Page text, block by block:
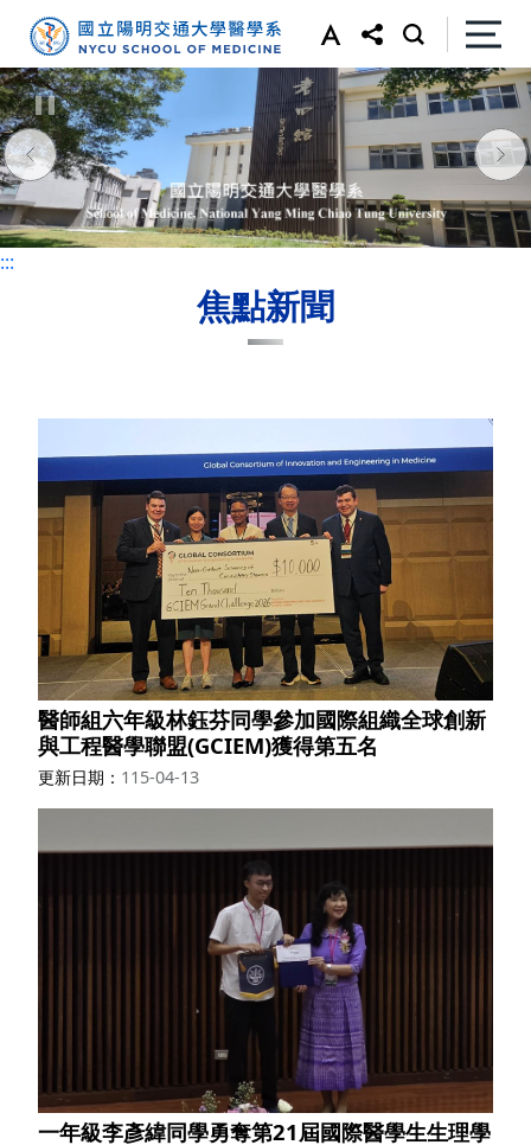
:::
:::
焦點新聞
醫師組六年級林鈺芬同學參加國際組織全球創新
與工程醫學聯盟(GCIEM)獲得第五名
更新日期 115-04-13
一年級李彥緯同學勇奪第21屆國際醫學生生理學